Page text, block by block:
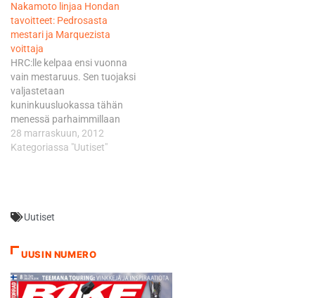
tiimipäällikkönä. Puig on
ollut kommenteissaan
aiemminkin hyvin kriittinen
Pedrosaa kohtaan, ja hän
käytännössä pakotti
Pedrosan ulos Hondalta ja
korvasi tämän Jorge
Lorenzolla. Puigin mukaan
syy…
Nakamoto linjaa Hondan
tavoitteet: Pedrosasta
mestari ja Marquezista
voittaja
HRC:lle kelpaa ensi vuonna
vain mestaruus. Sen tuojaksi
valjastetaan
kuninkuusluokassa tähän
menessä parhaimmillaan
MM-hopealle yltänyt kokenut
espanjalainen Dani Pedrosa.
ensi kaudella vielä
nopea kuljettaja, mutta
hänestä on tultava yhä
parempi.…
28 marraskuun, 2012
Kategoriassa "Uutiset"
Uutiset
UUSIN NUMERO